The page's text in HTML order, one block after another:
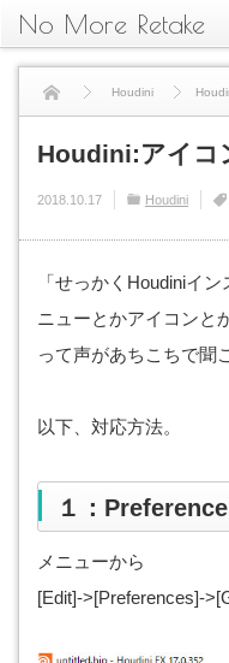
No More Retake
Houdini
Houdini:アイコ
2018.10.17 Houdini
「せっかくHoudiniイ
ニューとかアイコンと
って声があちこちで聞
以下、対応方法。
１：
メニューから
[Edit]->[Preferences]-